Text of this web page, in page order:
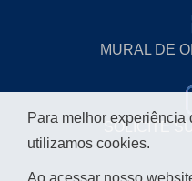
MURAL DE
SOLICITE
Para melhor
utilizamos cookies.
Ao acessar nosso